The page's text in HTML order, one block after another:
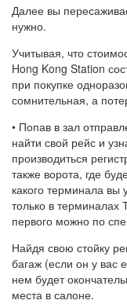
Далее вы
нужно.
Учитывая, что
Hong Kong Station
при покупке
сомнительная, а
• Попав в зал
найти свой рейс и
производиться
также ворота, где
какого терминала вы
только в терминалах
первого можно по
Найдя свою стойку
багаж (если он у вас
нем будет
места в салоне.